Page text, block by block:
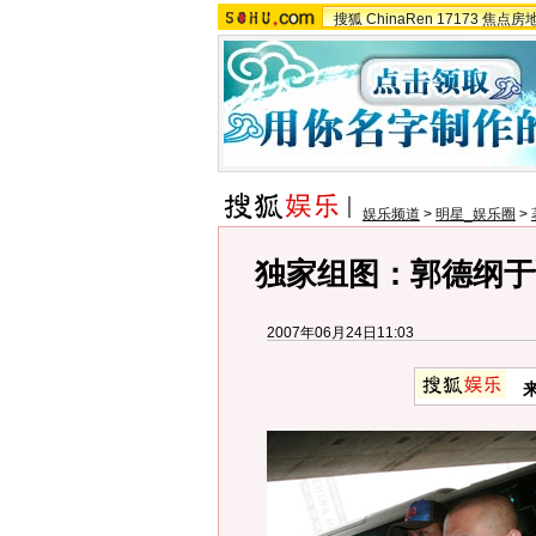
搜狐 ChinaRen 17173 焦点房
娱乐频道 > 明星_娱乐圈 >
独家组图：郭德纲
2007年06月24日11:03